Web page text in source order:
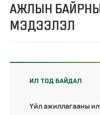
АЖЛЫН
МЭДЭЭЛЭЛ
ИЛ ТОД БАЙДАЛ
Үйл ажиллагааны